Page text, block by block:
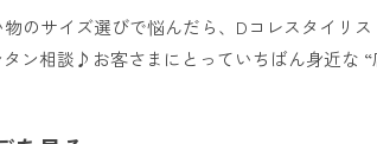
のサイズ選びで悩んだら、Dコレスタイリ
ン相談♪お客さまにとっていちばん身近な “